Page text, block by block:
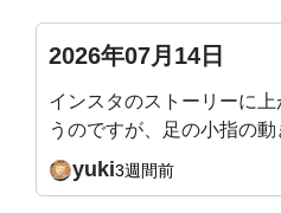
2026年07月14日
インスタのストーリーに
うのですが、足の小指の
ササイズ教えてください。
yuki3週間前